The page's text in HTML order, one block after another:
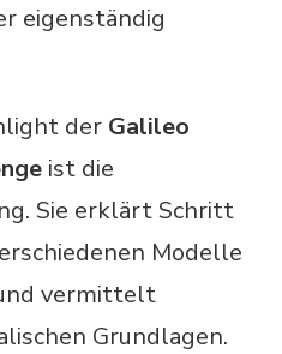
eigenständig
der Galileo
ist die
Sie erklärt Schritt
Modelle
vermittelt
Grundlagen.